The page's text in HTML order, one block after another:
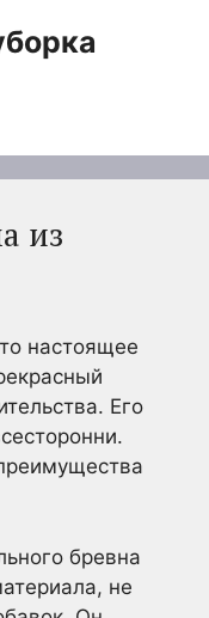
из
настоящее
Его
бревна
не